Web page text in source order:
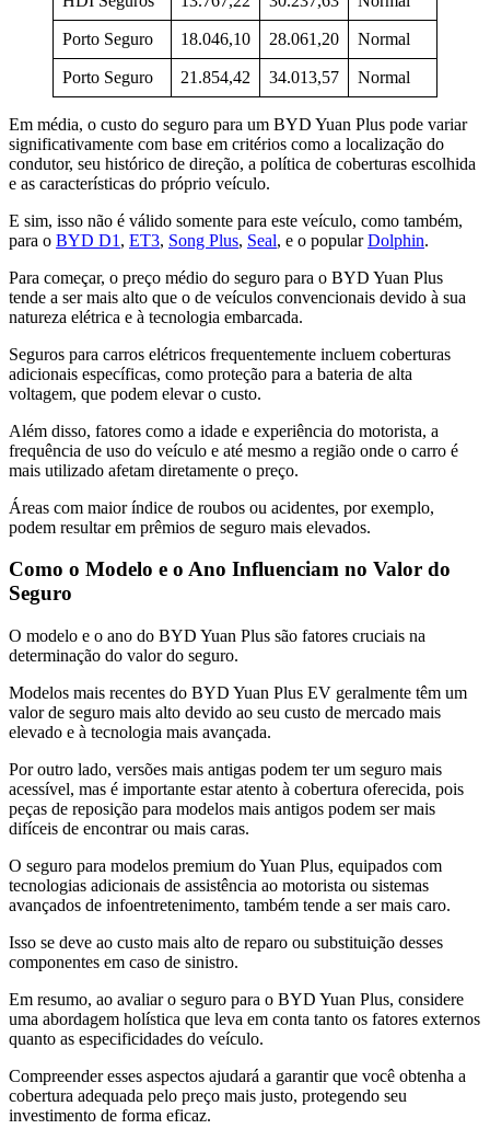
Porto Seguro 18.046,10 28.061,20 Normal
Porto Seguro 21.854,42 34.013,57 Normal
Em média, o custo do seguro para um BYD Yuan Plus pode variar
significativamente com base em critérios como a localização do
condutor, seu histórico de direção, a política de coberturas escolhida
e as características do próprio veículo.
E sim, isso não é válido somente para este veículo, como também,
para o BYD D1 , ET3, Song Plus, Seal, e o popularDolphin.
Para começar, o preço médio do seguro para o BYD Yuan Plus
tende a ser mais alto que o de veículos convencionais devido à sua
natureza elétrica e à tecnologia embarcada.
Seguros para carros elétricos frequentemente incluem coberturas
adicionais específicas, como proteção para a bateria de alta
voltagem, que podem elevar o custo.
Além disso, fatores como a idade e experiência do motorista, a
frequência de uso do veículo e até mesmo a região onde o carro é
mais utilizado afetam diretamente o preço.
Áreas com maior índice de roubos ou acidentes, por exemplo,
podem resultar em prêmios de seguro mais elevados.
Como o Modelo e o Ano Influenciam no Valor do
Seguro
O modelo e o ano do BYD Yuan Plus são fatores cruciais na
determinação do valor do seguro.
Modelos mais recentes do BYD Yuan Plus EV geralmente têm um
valor de seguro mais alto devido ao seu custo de mercado mais
elevado e à tecnologia mais avançada.
Por outro lado, versões mais antigas podem ter um seguro mais
acessível, mas é importante estar atento à cobertura oferecida, pois
peças de reposição para modelos mais antigos podem ser mais
difíceis de encontrar ou mais caras.
O seguro para modelos premium do Yuan Plus, equipados com
tecnologias adicionais de assistência ao motorista ou sistemas
avançados de infoentretenimento, também tende a ser mais caro.
Isso se deve ao custo mais alto de reparo ou substituição desses
componentes em caso de sinistro.
Em resumo, ao avaliar o seguro para o BYD Yuan Plus, considere
uma abordagem holística que leva em conta tanto os fatores externos
quanto as especificidades do veículo.
Compreender esses aspectos ajudará a garantir que você obtenha a
cobertura adequada pelo preço mais justo, protegendo seu
investimento de forma eficaz.